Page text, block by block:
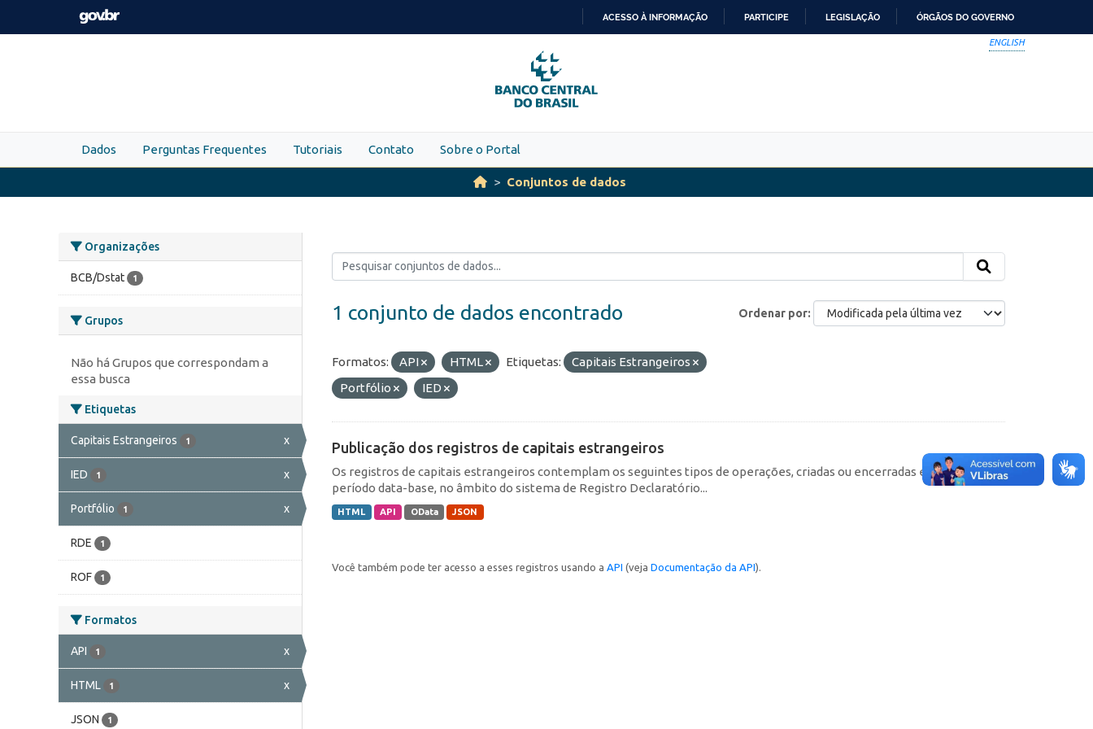
Skip to main content
PARA
O
CONTEÚDO
ACESSO À INFORMAÇÃO PARTICIPE LEGISLAÇÃO ÓRGÃOS DO GOVERNO
ENGLISH
Dados Perguntas Frequentes Tutoriais Contato Sobre o Portal
Conjuntos de dados
Organizações
BCB/Dstat 1
Grupos
Não há Grupos que correspondam a
essa busca
Etiquetas
Capitais Estrangeiros 1 x
IED 1 x
Portfólio 1 x
RDE 1
ROF 1
Formatos
API 1 x
HTML 1 x
JSON 1
Ordenar por
1 conjunto de dados encontrado
Formatos: API HTML Etiquetas:
Capitais Estrangeiros
Portfólio
IED
Publicação dos registros de capitais estrangeiros
Os registros de capitais estrangeiros contemplam os seguintes tipos de operações, criadas ou encerradas em cada
período data-base, no âmbito do sistema de Registro Declaratório...
HTML API OData JSON
Você também pode ter acesso a esses registros usando a API (veja Documentação da API).